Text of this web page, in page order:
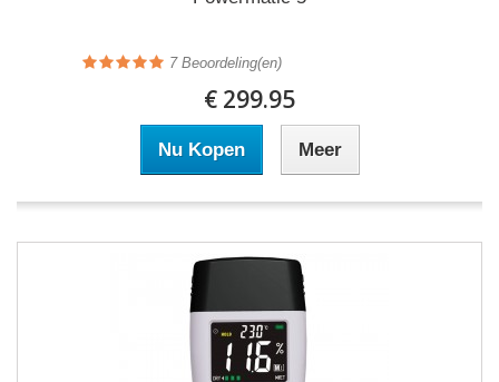
7Beoordeling(en)
€ 299.95
Nu Kopen Meer